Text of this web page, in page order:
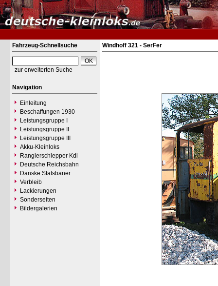
Fahrzeug-Schnellsuche
zur erweiterten Suche
Navigation
Einleitung
Beschaffungen 1930
Leistungsgruppe I
Leistungsgruppe II
Leistungsgruppe III
Akku-Kleinloks
Rangierschlepper Kdl
Deutsche Reichsbahn
Danske Statsbaner
Verbleib
Lackierungen
Sonderseiten
Bildergalerien
Windhoff 321 - SerFer